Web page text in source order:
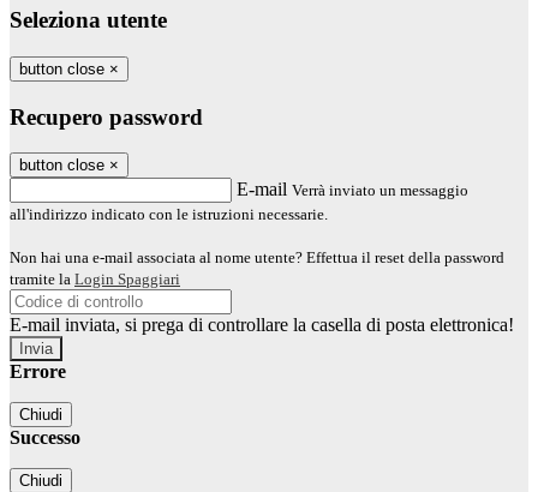
Seleziona utente
button close ×
Recupero password
button close ×
E-mail Verrà inviato un messaggio
all'indirizzo indicato con le istruzioni necessarie.
Non hai una e-mail associata al nome utente? Effettua il reset della password
tramite la Login Spaggiari
E-mail inviata, si prega di controllare la casella di posta elettronica!
Errore
Chiudi
Successo
Chiudi